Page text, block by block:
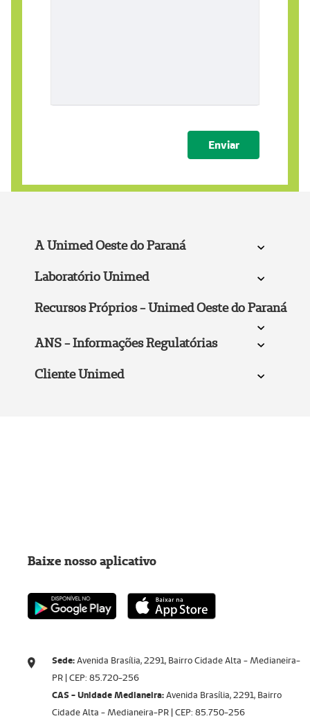
Submeter
A Unimed Oeste do Paraná
Laboratório Unimed
Recursos Próprios - Unimed Oeste do Paraná
ANS - Informações Regulatórias
Cliente Unimed
Sede:Avenida Brasília, 2291, Bairro Cidade Alta - Medianeira-
PR | CEP: 85.720-256​​​​​​​
CAS - Unidade Medianeira:Avenida Brasília, 2291, Bairro
Cidade Alta - Medianeira-PR | CEP: 85.750-256
Baixe nosso aplicativo